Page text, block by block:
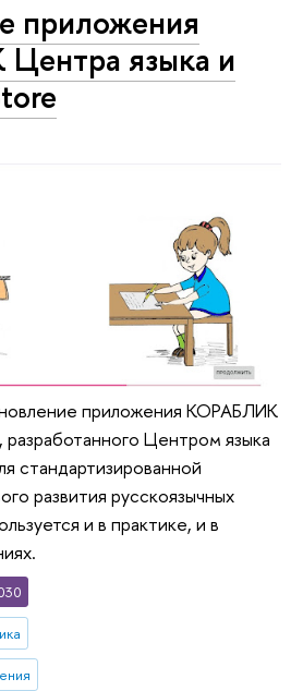
приложения
языка и
приложения КОРАБЛИК
Центром языка
стандартизированной
развития русскоязычных
и в практике, и в